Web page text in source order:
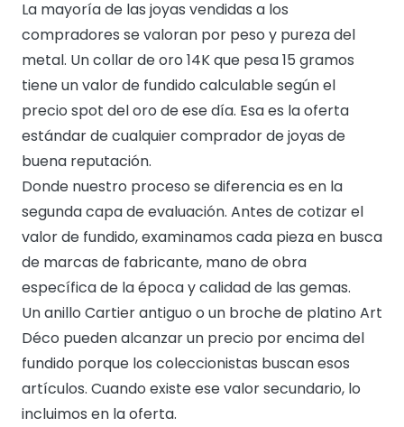
La mayoría de las joyas vendidas a los
compradores se valoran por peso y pureza del
metal. Un collar de oro 14K que pesa 15 gramos
tiene un valor de fundido calculable según el
precio spot del oro de ese día. Esa es la oferta
estándar de cualquier comprador de joyas de
buena reputación.
Donde nuestro proceso se diferencia es en la
segunda capa de evaluación. Antes de cotizar el
valor de fundido, examinamos cada pieza en busca
de marcas de fabricante, mano de obra
específica de la época y calidad de las gemas.
Un anillo Cartier antiguo o un broche de platino Art
Déco pueden alcanzar un precio por encima del
fundido porque los coleccionistas buscan esos
artículos. Cuando existe ese valor secundario, lo
incluimos en la oferta.